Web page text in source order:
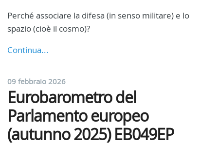
Perché associare la difesa (in senso militare) e lo
spazio (cioè il cosmo)?
Continua...
09 febbraio 2026
Eurobarometro del
Parlamento europeo
(autunno 2025) EB049EP